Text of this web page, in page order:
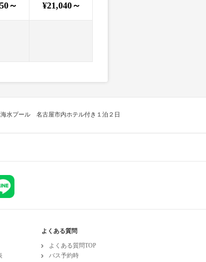
～ ¥21,040～
海水プール 名古屋市内ホテル付き１泊２日
よくある質問
よくある質問TOP
バス予約時